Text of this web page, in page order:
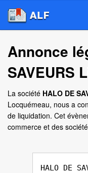
Annonce
SAVEURS
La société HALO DE
Locquémeau, nous a
de liquidation. Cet
commerce et des
HALO DE